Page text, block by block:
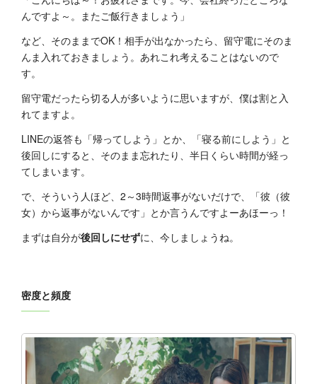
んですよ～。またご飯行きましょう」
など、そのままでOK！相手が出なかったら、留守電にそのま
んま入れておきましょう。あれこれ考えることはないので
す。
留守電だったら切る人が多いように思いますが、僕は割と入
れてますよ。
LINEの返答も「帰ってしよう」とか、「寝る前にしよう」と
後回しにすると、そのまま忘れたり、半日くらい時間が経っ
てしまいます。
で、そういう人ほど、2～3時間返事がないだけで、「彼（彼
女）から返事がないんです」とか言うんですよーあほーっ！
まずは自分が後回しにせずに、今しましょうね。
密度と頻度